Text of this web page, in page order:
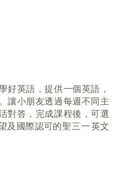
好英語，提供一個英語，
讓小朋友透過每週不同主
對答，完成課程後，可選
及國際認可的聖三一 英文